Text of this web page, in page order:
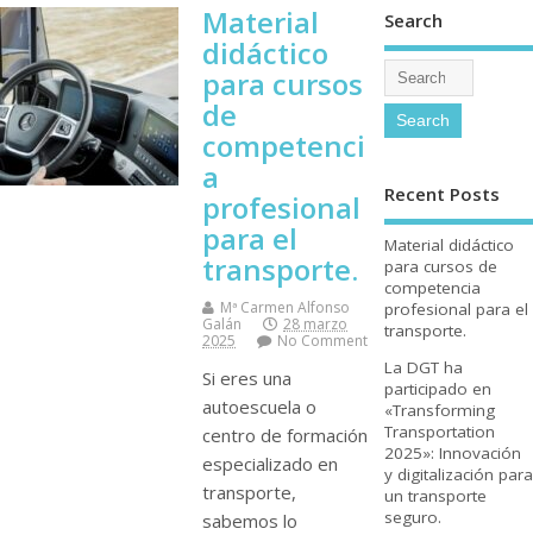
Material
didáctico
para cursos
de
competenci
a
profesional
para el
transporte.
Mª Carmen Alfonso
Galán
28 marzo
2025
No Comment
Si eres una
autoescuela o
centro de formación
especializado en
transporte,
sabemos lo
Search
Recent Posts
Material didáctico
para cursos de
competencia
profesional para el
transporte.
La DGT ha
participado en
«Transforming
Transportation
2025»: Innovación
y digitalización para
un transporte
seguro.